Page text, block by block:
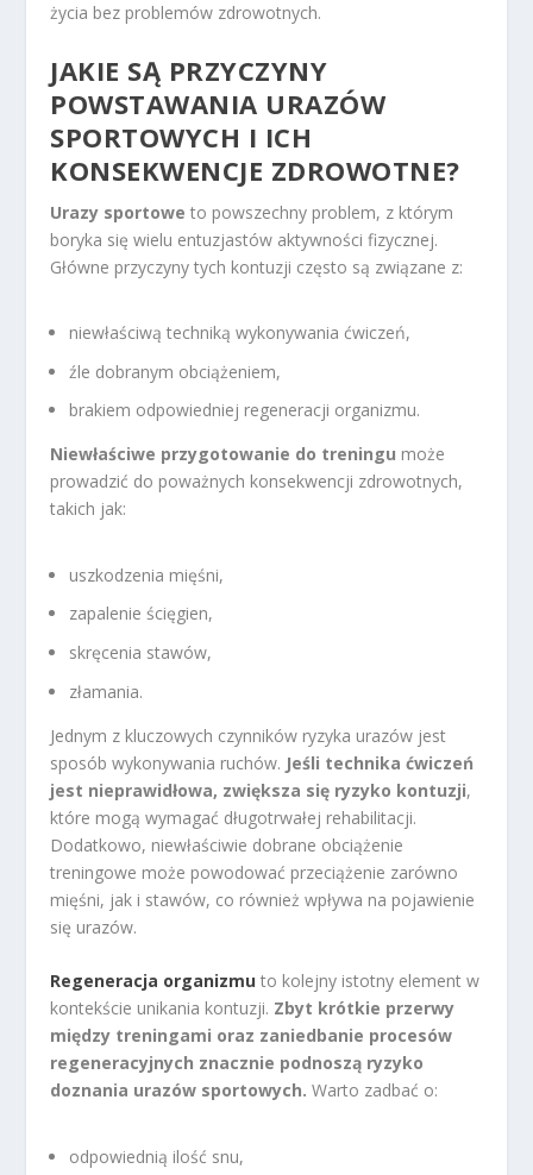
życia bez problemów zdrowotnych.
JAKIE SĄ PRZYCZYNY
POWSTAWANIA URAZÓW
SPORTOWYCH I ICH
KONSEKWENCJE ZDROWOTNE?
Urazy sportowe to powszechny problem, z którym
boryka się wielu entuzjastów aktywności fizycznej.
Główne przyczyny tych kontuzji często są związane z:
niewłaściwą techniką wykonywania ćwiczeń,
źle dobranym obciążeniem,
brakiem odpowiedniej regeneracji organizmu.
Niewłaściwe przygotowanie do treningu może
prowadzić do poważnych konsekwencji zdrowotnych,
takich jak:
uszkodzenia mięśni,
zapalenie ścięgien,
skręcenia stawów,
złamania.
Jednym z kluczowych czynników ryzyka urazów jest
sposób wykonywania ruchów. Jeśli technika ćwiczeń
jest nieprawidłowa, zwiększa się ryzyko kontuzji,
które mogą wymagać długotrwałej rehabilitacji.
Dodatkowo, niewłaściwie dobrane obciążenie
treningowe może powodować przeciążenie zarówno
mięśni, jak i stawów, co również wpływa na pojawienie
się urazów.
Regeneracja organizmu to kolejny istotny element w
kontekście unikania kontuzji. Zbyt krótkie przerwy
między treningami oraz zaniedbanie procesów
regeneracyjnych znacznie podnoszą ryzyko
doznania urazów sportowych. Warto zadbać o:
odpowiednią ilość snu,